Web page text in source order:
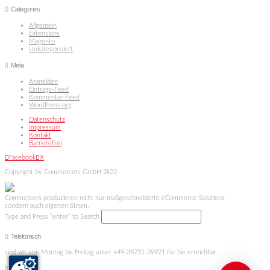
Categories
Allgemein
Extensions
Magento
Unkategorisiert
Meta
Anmelden
Eintrags-Feed
Kommentar-Feed
WordPress.org
Datenschutz
Impressum
Kontakt
Barrierefrei
Facebook X
Copyright by Commercers GmbH 2k22
Commercers produzieren nicht nur maßgeschneiderte eCommerce-Solutions
sondern auch eigenen Strom.
Type and Press “enter” to Search
Telefonisch
sind wir von Montag bis Freitag unter +49-38731-39921 für Sie erreichbar.